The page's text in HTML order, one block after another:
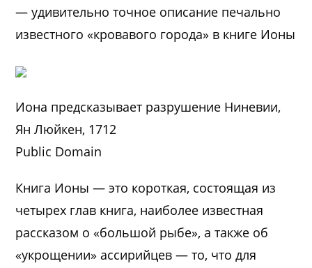
— удивительно точное описание печально
известного «кровавого города» в книге Ионы
Иона предсказывает разрушение Ниневии,
Ян Люйкен, 1712
Public Domain
Книга Ионы — это короткая, состоящая из
четырех глав книга, наиболее известная
рассказом о «большой рыбе», а также об
«укрощении» ассирийцев — то, что для